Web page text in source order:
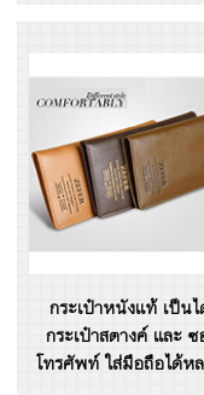
กระเป๋าหนังแท้ เป็น
กระเป๋าสตางค์ และ ซ
โทรศัพท์ ใส่มือถือได้ห